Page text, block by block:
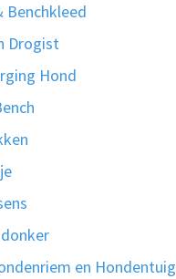
Benchkleed
Drogist
Hond
en Hondentuig